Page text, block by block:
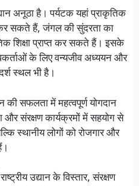
अनूठा है। पर्यटक यहां प्राकृतिक
सकते हैं, जंगल की सुंदरता का
शिक्षा प्राप्त कर सकते हैं। इसके
के लिए वन्यजीव अध्ययन और
स्थल भी है।
की सफलता में महत्वपूर्ण योगदान
और संरक्षण कार्यक्रमों में सहयोग से
स्थानीय लोगों को रोजगार और
उद्यान के विस्तार, संरक्षण